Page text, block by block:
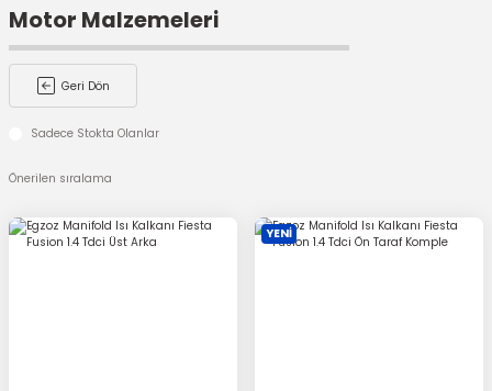
Motor Malzemeleri
Geri Dön
Sadece Stokta Olanlar
YENİ